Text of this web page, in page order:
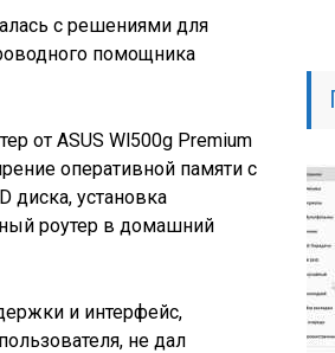
с решениями для
помощника
от ASUS Wl500g Premium
оперативной памяти с
диска, установка
роутер в домашний
и интерфейс,
не дал